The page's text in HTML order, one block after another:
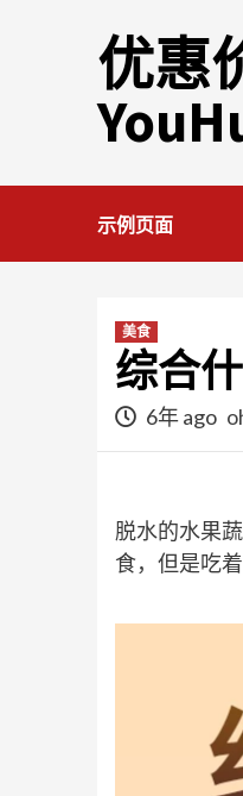
优惠
示例页面
美食
综合
6年 ago
脱水的水果
食，但是吃